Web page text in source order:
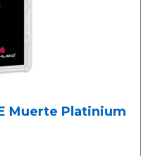
Muerte Platinium